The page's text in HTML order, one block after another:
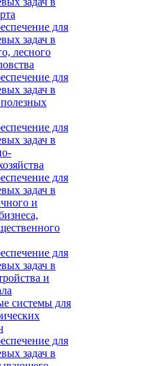
для
задач в
лесного
для
задач в
для
задач в
для
задач в
и
для
задач в
и
системы для
для
задач в